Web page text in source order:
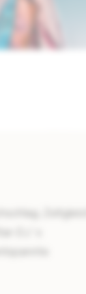
Zeitgleich